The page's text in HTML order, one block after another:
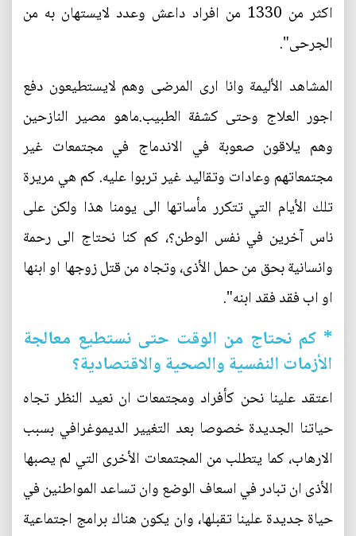
اكثر من 1330 من افراد داعش وعدد لايستهان به من
الجرحى".
المشاهد الأليمة وانا ارى المرضى وهم لايستطيعون دفع
اجور العلاج وحتى كشفة الطبيب.ماهو مصير النازحين
وهم يلاقون صعوبة في الاندماج في مجتمعات غير
مجتمعاتهم وعادات وتقاليد غير تربوا عليه. كم هي مريرة
تلك الأيام التي تتكرر مأساتها الى يومنا هذا ولكن على
ناس آخرين في نفس الوطن؟، كم كنا نحتاج الى رحمة
وانسانية بحق من حمل الأذى، وتجاه من قتل زوجها او ابنها
او اب فقد فقد ابنه".
* كم نحتاج من الوقت حتى نستطيع معالجة
الأزمات النفسية والصحية والاقتصادية؟
اعتقد علينا نحن كأفراد ومجتمعات ان نعيد النظر تجاه
حياتنا الجديدة خصوصا بعد التغيير الديموغرافي بسبب
الارهاب، كما يتطلب من المجتمعات الأخرى التي لم يصبها
الأذى ان تبادر في اسعاف الوضع وان تساعد المواطنين في
حياة جديدة علينا تقبلها، وان يكون هناك برامج اجتماعية